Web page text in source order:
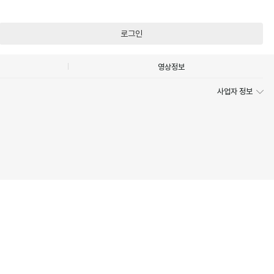
로그인
영상정보
사업자 정보